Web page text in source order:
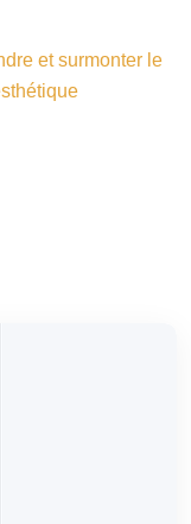
et surmonter le